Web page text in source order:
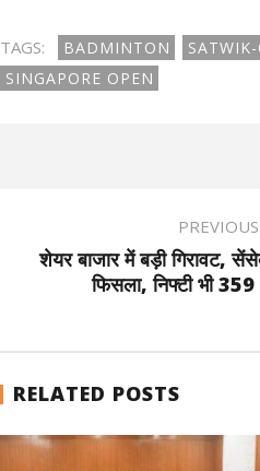
TAGS: BADMINTON
SINGAPORE OPEN
PREVIOUS
शेयर बाजार में बड़ी गिरावट,
फिसला, निफ्टी भी
RELATED POSTS